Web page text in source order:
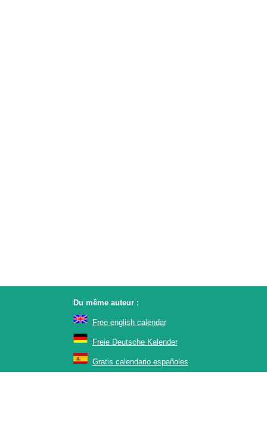
Du même auteur :
Free english calendar
Freie Deutsche Kalender
Gratis calendario españoles